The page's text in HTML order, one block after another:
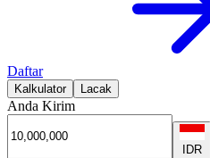
Daftar
Kalkulator Lacak
Anda Kirim
IDR